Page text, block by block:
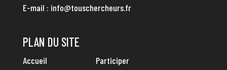
E-mail : info@touschercheurs.fr
PLAN DU SITE
Accueil
Participer